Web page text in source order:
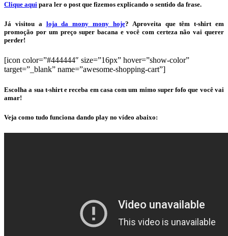
Clique aqui para ler o post que fizemos explicando o sentido da frase.
Já visitou a loja da mony mony hoje? Aproveita que têm t-shirt em
promoção por um preço super bacana e você com certeza não vai querer
perder!
[icon color=”#444444″ size=”16px” hover=”show-color”
target=”_blank” name=”awesome-shopping-cart”]
Escolha a sua t-shirt e receba em casa com um mimo super fofo que você vai
amar!
Veja como tudo funciona dando play no vídeo abaixo: